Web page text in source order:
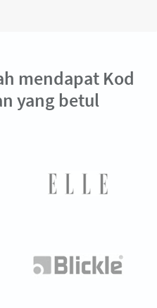
mendapat Kod
yang betul